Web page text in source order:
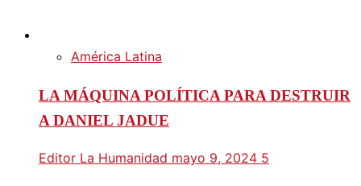
América Latina
LA MÁQUINA POLÍTICA PARA DESTRUIR
A DANIEL JADUE
Editor La Humanidad mayo 9, 2024 5